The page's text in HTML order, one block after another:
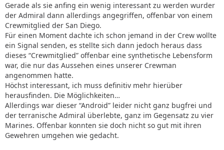
Gerade als sie anfing ein wenig interessant zu werden wurder
der Admiral dann allerdings angegriffen, offenbar von einem
Crewmitglied der San Diego.
Für einen Moment dachte ich schon jemand in der Crew wollte
ein Signal senden, es stellte sich dann jedoch heraus dass
dieses “Crewmitglied” offenbar eine synthetische Lebensform
war, die nur das Aussehen eines unserer Crewman
angenommen hatte.
Höchst interessant, ich muss definitiv mehr hierüber
herausfinden. Die Möglichkeiten…
Allerdings war dieser “Android” leider nicht ganz bugfrei und
der terranische Admiral überlebte, ganz im Gegensatz zu vier
Marines. Offenbar konnten sie doch nicht so gut mit ihren
Gewehren umgehen wie gedacht.